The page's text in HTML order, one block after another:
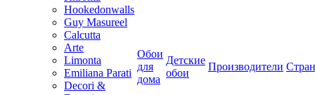
Hookedonwalls
Guy Masureel
Calcutta
Arte
Limonta
Emiliana Parati
Decori &
Обои
для
дома
Детские
обои
Производители